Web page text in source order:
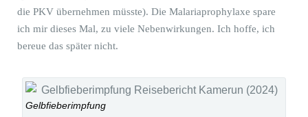
die PKV übernehmen müsste). Die Malariaprophylaxe spare
ich mir dieses Mal, zu viele Nebenwirkungen. Ich hoffe, ich
bereue das später nicht.
Gelbfieberimpfung